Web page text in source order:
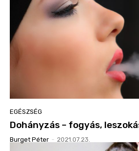
EGÉSZSÉG
Dohányzás – fogyás,
Burget Péter - 2021.07.23.